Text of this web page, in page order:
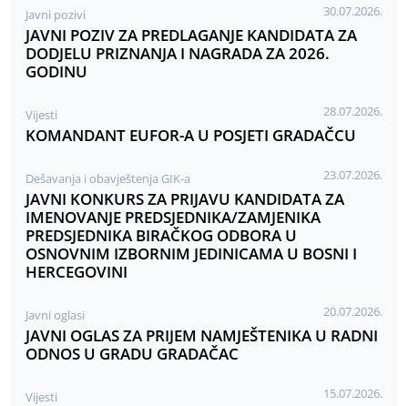
Javni pozivi 30.07.2026.
JAVNI POZIV ZA PREDLAGANJE KANDIDATA ZA
DODJELU PRIZNANJA I NAGRADA ZA 2026.
GODINU
Vijesti 28.07.2026.
KOMANDANT EUFOR-A U POSJETI GRADAČCU
Dešavanja i obavještenja GIK-a 23.07.2026.
JAVNI KONKURS ZA PRIJAVU KANDIDATA ZA
IMENOVANJE PREDSJEDNIKA/ZAMJENIKA
PREDSJEDNIKA BIRAČKOG ODBORA U
OSNOVNIM IZBORNIM JEDINICAMA U BOSNI I
HERCEGOVINI
Javni oglasi 20.07.2026.
JAVNI OGLAS ZA PRIJEM NAMJEŠTENIKA U RADNI
ODNOS U GRADU GRADAČAC
Vijesti 15.07.2026.